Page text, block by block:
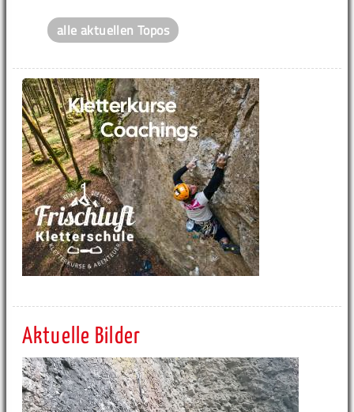
alle aktuellen Topos
Aktuelle Bilder